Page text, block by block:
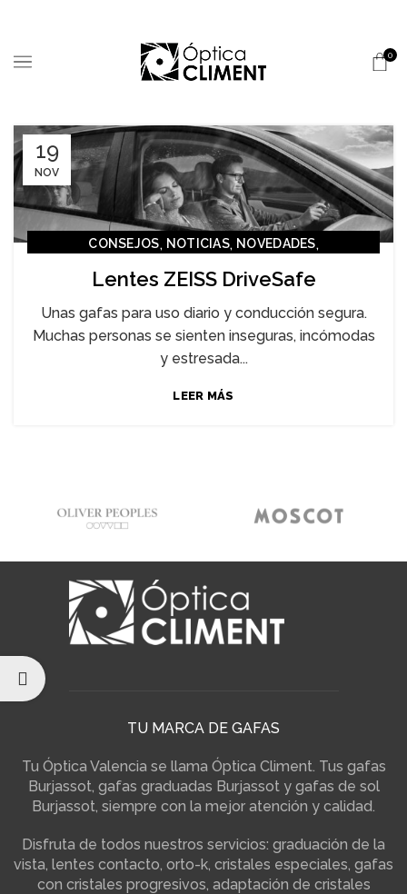
0
19
NOV
CONSEJOS, NOTICIAS, NOVEDADES,
Lentes ZEISS DriveSafe
Unas gafas para uso diario y conducción segura.
Muchas personas se sienten inseguras, incómodas
y estresada...
LEER MÁS
TU MARCA DE GAFAS
Tu Óptica Valencia se llama Óptica Climent. Tus gafas
Burjassot, gafas graduadas Burjassot y gafas de sol
Burjassot, siempre con la mejor atención y calidad.
Disfruta de todos nuestros servicios: graduación de la
vista, lentes contacto, orto-k, cristales especiales, gafas
con cristales progresivos, adaptación de cristales